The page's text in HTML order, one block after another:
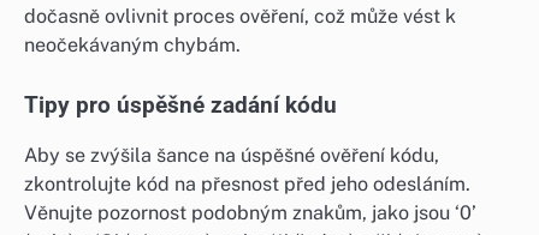
dočasně ovlivnit proces ověření, což může vést k
neočekávaným chybám.
Tipy pro úspěšné zadání kódu
Aby se zvýšila šance na úspěšné ověření kódu,
zkontrolujte kód na přesnost před jeho odesláním.
Věnujte pozornost podobným znakům, jako jsou ‘0’